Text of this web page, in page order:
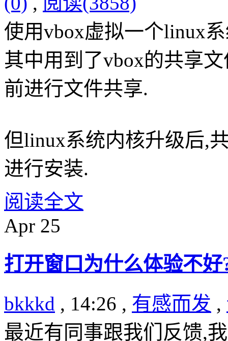
使用vbox虚拟一个linux
其中用到了vbox的共享
前进行文件共享.
但linux系统内核升级后,
进行安装.
阅读全文
Apr 25
打开窗口为什么体验不好
bkkkd , 14:26 , 有感而发 ,
最近有同事跟我们反馈,